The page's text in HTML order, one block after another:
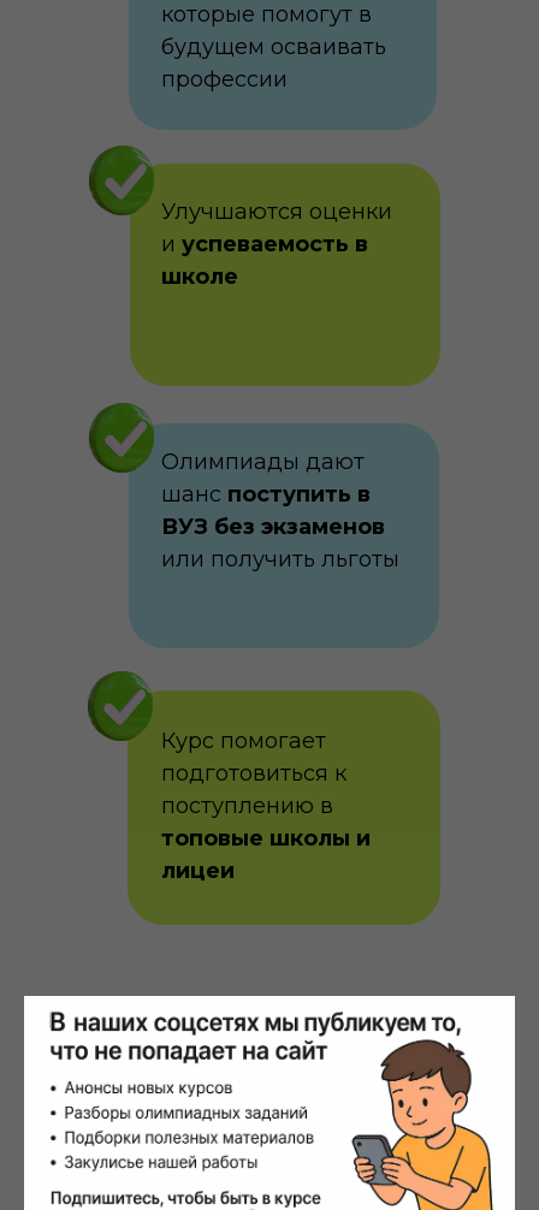
которые помогут в
будущем осваивать
профессии
Улучшаются оценки
и успеваемость в
школе
Олимпиады дают
шанс поступить в
ВУЗ без экзаменов
или получить льготы
Курс помогает
подготовиться к
поступлению в
топовые школы и
лицеи
Базовый курс
олимпиадной
математики Олмат
Занятия для 0-9